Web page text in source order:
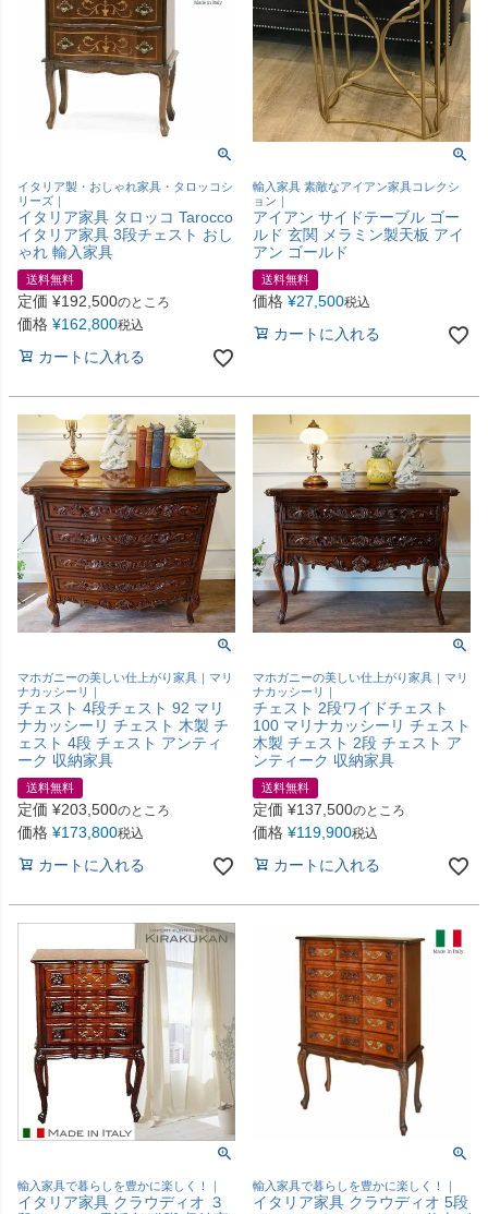
イタリア製・おしゃれ家具・タロッコシ
リーズ｜
イタリア家具 タロッコ Tarocco
イタリア家具 3段チェスト おし
ゃれ 輸入家具
送料無料
定価 ¥192,500のところ
価格 ¥162,800税込
カートに入れる
輸入家具 素敵なアイアン家具コレクシ
ョン｜
アイアン サイドテーブル ゴー
ルド 玄関 メラミン製天板 アイ
アン ゴールド
送料無料
価格 ¥27,500税込
カートに入れる
マホガニーの美しい仕上がり家具｜マリ
ナカッシーリ｜
チェスト 4段チェスト 92 マリ
ナカッシーリ チェスト 木製 チ
ェスト 4段 チェスト アンティ
ーク 収納家具
送料無料
定価 ¥203,500のところ
価格 ¥173,800税込
カートに入れる
マホガニーの美しい仕上がり家具｜マリ
ナカッシーリ｜
チェスト 2段ワイドチェスト
100 マリナカッシーリ チェスト
木製 チェスト 2段 チェスト ア
ンティーク 収納家具
送料無料
定価 ¥137,500のところ
価格 ¥119,900税込
カートに入れる
輸入家具で暮らしを豊かに楽しく！｜
イタリア家具 クラウディオ ３
輸入家具で暮らしを豊かに楽しく！｜
イタリア家具 クラウディオ 5段